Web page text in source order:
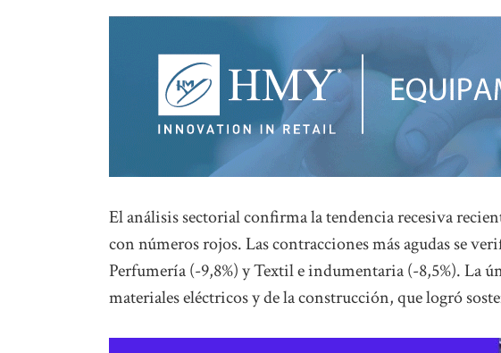
El análisis sectorial confirma la tendencia recesiva
con números rojos. Las contracciones más agudas se
Perfumería (-9,8%) y Textil e indumentaria (-8,5%). La
materiales eléctricos y de la construcción, que logró